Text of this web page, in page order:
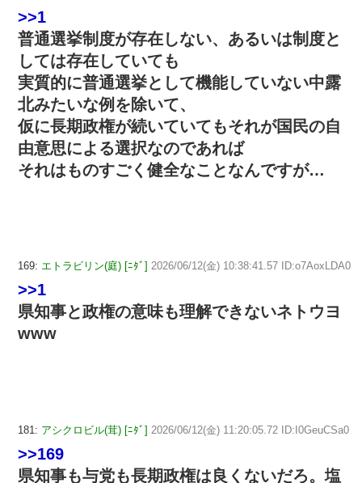
>>1
普通選挙制度が存在しない、あるいは制度と
しては存在していても
実質的に普通選挙として機能していない中露
北みたいな例を除いて、
仮に長期政権が続いていてもそれが国民の自
由意思による選択なのであれば
それはものすごく健全なことなんですが…
169: エトラビリン(庭) [ﾆﾀﾞ] 2026/06/12(金) 10:38:41.57 ID:o7AoxLDA0
>>1
県知事と政権の意味も理解できないネトウヨ
www
181: アシクロビル(茸) [ﾆﾀﾞ] 2026/06/12(金) 11:20:05.72 ID:I0GeuCSa0
>>169
県知事も与党も長期政権は良くないだろ。塩